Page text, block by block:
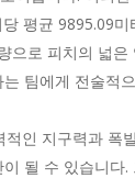
평균 9895.09
로 피치의 넓
팀에게 전술적
인 지구력과
될 수 있습니